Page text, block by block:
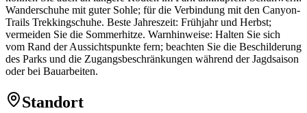
Wanderschuhe mit guter Sohle; für die Verbindung mit den Canyon-
Trails Trekkingschuhe. Beste Jahreszeit: Frühjahr und Herbst;
vermeiden Sie die Sommerhitze. Warnhinweise: Halten Sie sich
vom Rand der Aussichtspunkte fern; beachten Sie die Beschilderung
des Parks und die Zugangsbeschränkungen während der Jagdsaison
oder bei Bauarbeiten.
Standort